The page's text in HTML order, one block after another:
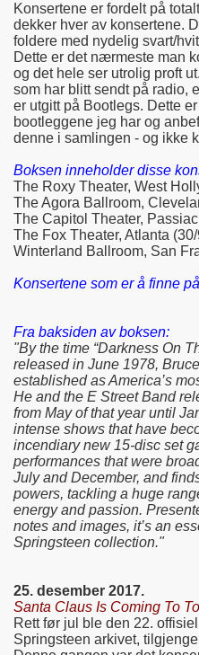
Konsertene er fordelt på
dekker hver av konsertene.
foldere med nydelig svart/
Dette er det nærmeste man
og det hele ser utrolig proft
som har blitt sendt på radio,
er utgitt på Bootlegs. Dette
bootleggene jeg har og
denne i samlingen - og ikke
Boksen inneholder disse
The Roxy Theater, West
The Agora Ballroom,
The Capitol Theater,
The Fox Theater, Atlanta
Winterland Ballroom, San
Konsertene som er å finne
Fra baksiden av boksen:
"By the time “Darkness On
released in June 1978,
established as America’s
He and the E Street Band
from May of that year until
intense shows that have
incendiary new 15-disc set
performances that were
July and December, and
powers, tackling a huge
energy and passion.
notes and images, it’s an
Springsteen collection."
25. desember 2017.
Santa Claus Is Coming To
Rett før jul ble den 22.
Springsteen arkivet,